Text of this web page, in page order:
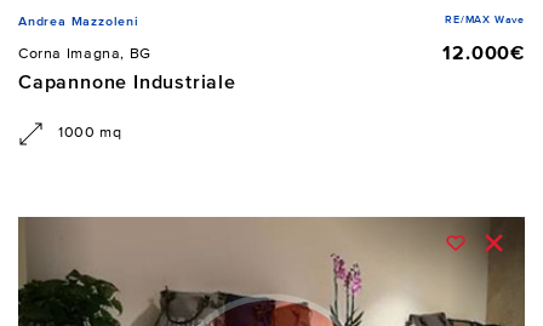
Andrea Mazzoleni RE/MAX Wave
Corna Imagna, BG
12.000€
Capannone Industriale
1000 mq